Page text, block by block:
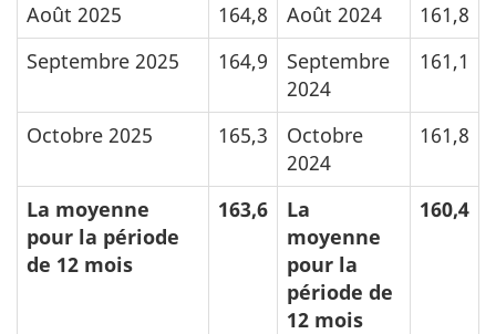
Août 2025
164,8 Août 2024
161,8
Septembre 2025
164,9
Septembre
2024
161,1
Octobre 2025 165,3
Octobre
2024
161,8
La moyenne
pour la période
de 12 mois
163,6
La
moyenne
pour la
période de
12 mois
160,4